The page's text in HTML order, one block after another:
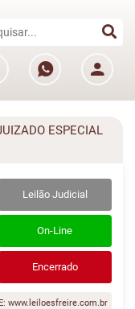
ESPECIAL
Leilão Judicial
On-Line
Encerrado
www.leiloesfreire.com.br